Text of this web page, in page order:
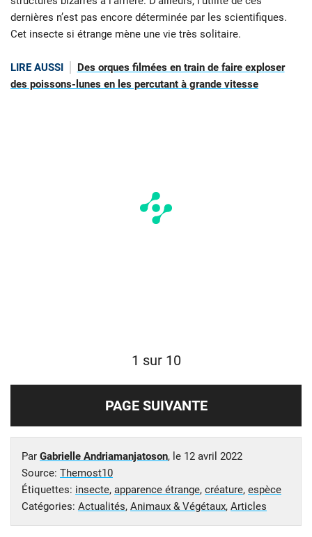
dernières n’est pas encore déterminée par les scientifiques.
Cet insecte si étrange mène une vie très solitaire.
LIRE AUSSI
Des orques filmées en train de faire exploser
des poissons-lunes en les percutant à grande vitesse
1 sur 10
PAGE SUIVANTE
Par Gabrielle Andriamanjatoson, le 12 avril 2022
Source: Themost10
Étiquettes: insecte, apparence étrange, créature, espèce
Catégories: Actualités, Animaux & Végétaux, Articles